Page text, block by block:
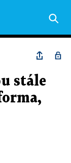
stále